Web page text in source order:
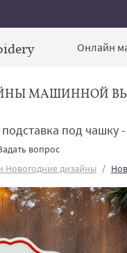
Онлайн
МАШИННОЙ
под чашку
вопрос
Новогодние дизайны